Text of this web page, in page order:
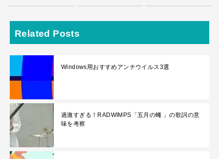
Related Posts
Windows用おすすめアンチウイルス3選
過激すぎる！RADWIMPS「五月の蠅 」の歌詞の意
味を考察